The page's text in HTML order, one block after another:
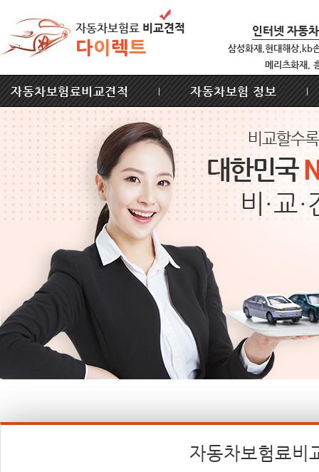
자동차보험료 비교견적
다이 렉트
인터넷 자동
삼성화재,현대해상,kb
메리츠화재,
자동차보험료비교견적 자동차보험 정보 |
자동차보험료비